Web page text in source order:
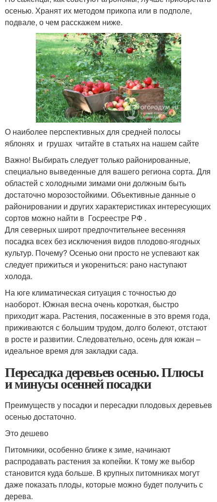
осенью. Хранят их методом прикопа или в подполе,
подвале, о чем расскажем ниже.
О наиболее перспективных для средней полосы
яблонях и грушах читайте в статьях на нашем сайте
Важно! Выбирать следует только районированные,
специально выведенные для вашего региона сорта. Для
областей с холодными зимами они должным быть
достаточно морозостойкими. Объективные данные о
районировании и других характеристиках интересующих
сортов можно найти в Госреестре РФ .
Для северных широт предпочтительнее весенняя
посадка всех без исключения видов плодово-ягодных
культур. Почему? Осенью они просто не успевают как
следует прижиться и укорениться: рано наступают
холода.
На юге климатическая ситуация с точностью до
наоборот. Южная весна очень короткая, быстро
приходит жара. Растения, посаженные в это время года,
приживаются с большим трудом, долго болеют, отстают
в росте и развитии. Следовательно, осень для южан –
идеальное время для закладки сада.
Пересадка деревьев осенью. Плюсы
и минусы осенней посадки
Преимуществ у посадки и пересадки плодовых деревьев
осенью достаточно.
Это дешево
Питомники, особенно ближе к зиме, начинают
распродавать растения за копейки. К тому же выбор
становится куда больше. В крупных питомниках могут
даже показать плоды, которые можно будет получить с
дерева.